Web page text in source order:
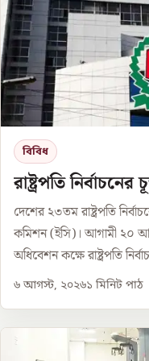
বিবিধ
রাষ্ট্রপতি
দেশের ২৩তম রাষ্ট্রপতি
কমিশন (ইসি)। আগামী ২০
অধিবেশন কক্ষে রাষ্ট্রপতি
৬ আগস্ট, ২০২৬১ মিনিট পাঠ